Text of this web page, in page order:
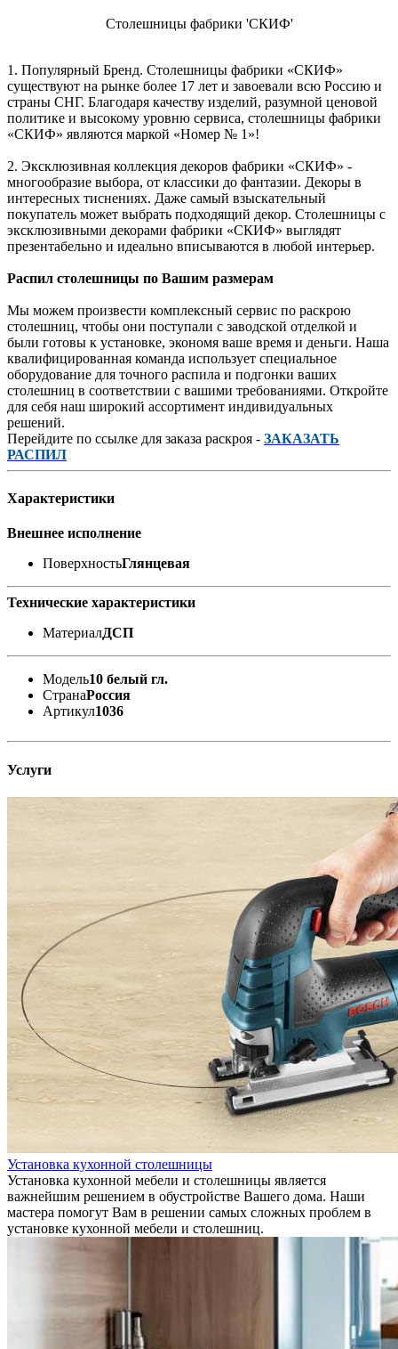
Столешницы фабрики 'СКИФ'
1. Популярный Бренд. Столешницы фабрики «СКИФ»
существуют на рынке более 17 лет и завоевали всю Россию и
страны СНГ. Благодаря качеству изделий, разумной ценовой
политике и высокому уровню сервиса, столешницы фабрики
«СКИФ» являются маркой «Номер № 1»!
2. Эксклюзивная коллекция декоров фабрики «СКИФ» -
многообразие выбора, от классики до фантазии. Декоры в
интересных тиснениях. Даже самый взыскательный
покупатель может выбрать подходящий декор. Столешницы с
эксклюзивными декорами фабрики «СКИФ» выглядят
презентабельно и идеально вписываются в любой интерьер.
Распил столешницы по Вашим размерам
Мы можем произвести комплексный сервис по раскрою
столешниц, чтобы они поступали с заводской отделкой и
были готовы к установке, экономя ваше время и деньги. Наша
квалифицированная команда использует специальное
оборудование для точного распила и подгонки ваших
столешниц в соответствии с вашими требованиями. Откройте
для себя наш широкий ассортимент индивидуальных
решений.
Перейдите по ссылке для заказа раскроя - ЗАКАЗАТЬ
РАСПИЛ
Характеристики
Внешнее исполнение
ПоверхностьГлянцевая
Технические характеристики
МатериалДСП
Модель10 белый гл.
СтранаРоссия
Артикул1036
Услуги
Установка кухонной столешницы
Установка кухонной мебели и столешницы является
важнейшим решением в обустройстве Вашего дома. Наши
мастера помогут Вам в решении самых сложных проблем в
установке кухонной мебели и столешниц.